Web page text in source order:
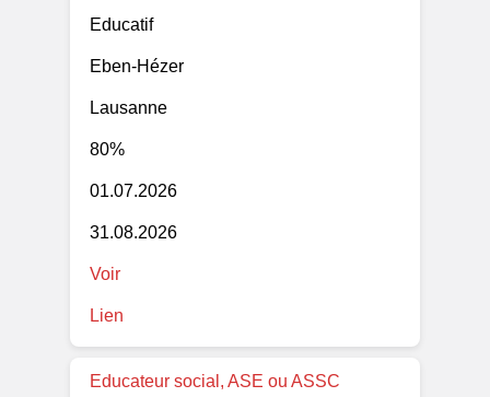
Educatif
Eben-Hézer
Lausanne
80%
01.07.2026
31.08.2026
Voir
Lien
Educateur social, ASE ou ASSC